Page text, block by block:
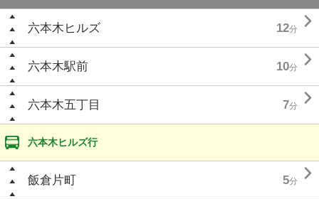
六本木ヒルズ 12分 
六本木駅前 10分 
六本木五丁目 7分 
六本木ヒルズ行
飯倉片町 5分 